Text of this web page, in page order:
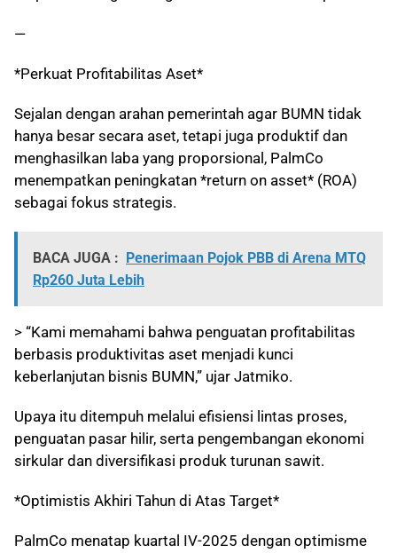
—
*Perkuat Profitabilitas Aset*
Sejalan dengan arahan pemerintah agar BUMN tidak
hanya besar secara aset, tetapi juga produktif dan
menghasilkan laba yang proporsional, PalmCo
menempatkan peningkatan *return on asset* (ROA)
sebagai fokus strategis.
BACA JUGA :
Penerimaan Pojok PBB di Arena MTQ
Rp260 Juta Lebih
> “Kami memahami bahwa penguatan profitabilitas
berbasis produktivitas aset menjadi kunci
keberlanjutan bisnis BUMN,” ujar Jatmiko.
Upaya itu ditempuh melalui efisiensi lintas proses,
penguatan pasar hilir, serta pengembangan ekonomi
sirkular dan diversifikasi produk turunan sawit.
*Optimistis Akhiri Tahun di Atas Target*
PalmCo menatap kuartal IV-2025 dengan optimisme